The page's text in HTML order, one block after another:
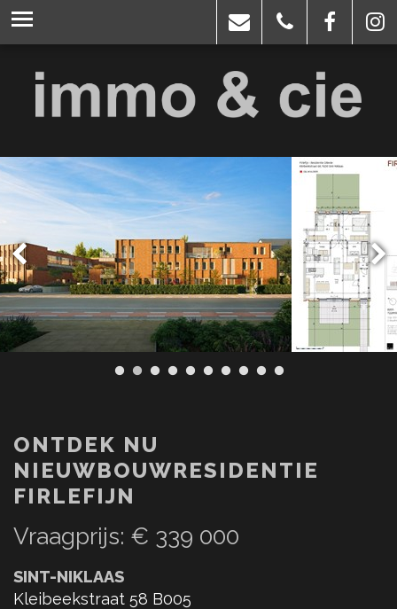
ONTDEK NU
NIEUWBOUWRESIDENTIE
FIRLEFIJN
Vraagprijs: € 339 000
SINT-NIKLAAS
Kleibeekstraat 58 B005